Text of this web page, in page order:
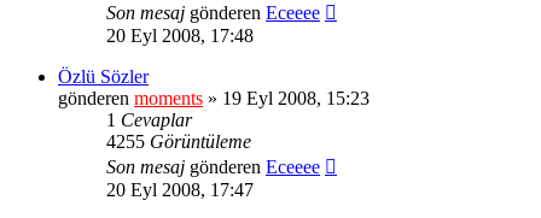
Son mesaj gönderen Eceeee
20 Eyl 2008, 17:48
Özlü Sözler
gönderen moments » 19 Eyl 2008, 15:23
1 Cevaplar
4255 Görüntüleme
Son mesaj gönderen Eceeee
20 Eyl 2008, 17:47